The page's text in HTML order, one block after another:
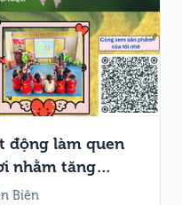
động làm quen
nhằm tăng
4–5 tuổi
Biên